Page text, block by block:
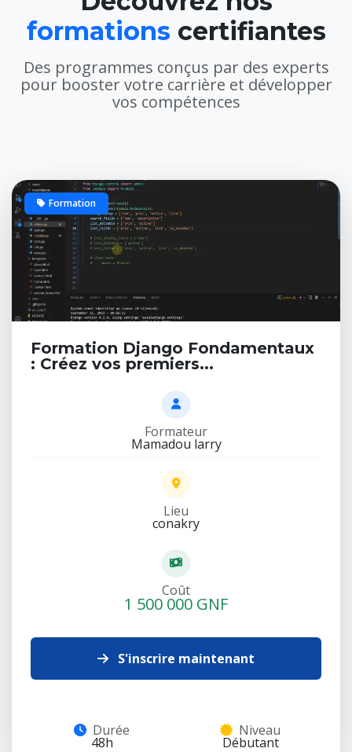
formations certifiantes
Des programmes conçus par des experts
pour booster votre carrière et développer
vos compétences
Formation
Formation Django Fondamentaux
: Créez vos premiers...
Formateur
Mamadou larry
Lieu
conakry
Coût
1 500 000 GNF
S'inscrire maintenant
Durée
48h
Niveau
Débutant